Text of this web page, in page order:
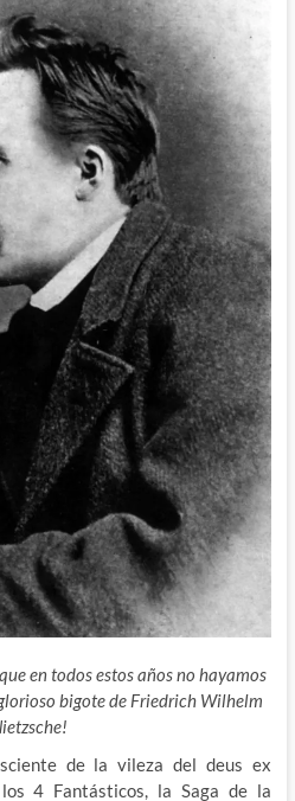
en todos estos años no hayamos
bigote de Friedrich Wilhelm
de la vileza del deus ex
4 Fantásticos, la Saga de la